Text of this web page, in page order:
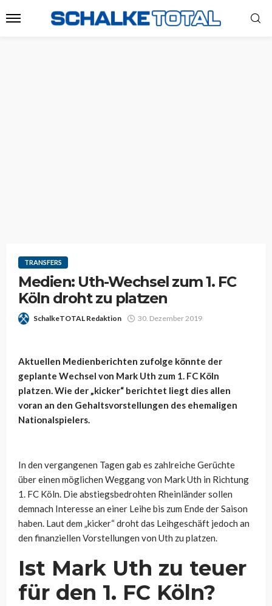
TRANSFERS
Medien: Uth-Wechsel zum 1. FC
Köln droht zu platzen
SchalkeTOTAL Redaktion 30. Dezember 2019
Aktuellen Medienberichten zufolge könnte der
geplante Wechsel von Mark Uth zum 1. FC Köln
platzen. Wie der „kicker“ berichtet liegt dies allen
voran an den Gehaltsvorstellungen des ehemaligen
Nationalspielers.
In den vergangenen Tagen gab es zahlreiche Gerüchte
über einen möglichen Weggang von Mark Uth in Richtung
1. FC Köln. Die abstiegsbedrohten Rheinländer sollen
demnach Interesse an einer Leihe bis zum Ende der Saison
haben. Laut dem „kicker“ droht das Leihgeschäft jedoch an
den finanziellen Vorstellungen von Uth zu platzen.
Ist Mark Uth zu teuer
für den 1. FC Köln?